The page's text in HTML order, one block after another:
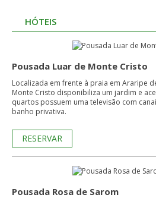
HÓTEIS
Pousada Luar de Monte Cristo
Localizada em frente à praia em Araripe
Monte Cristo disponibiliza um jardim e
quartos possuem uma televisão com
banho privativa.
RESERVAR
Pousada Rosa de Sarom